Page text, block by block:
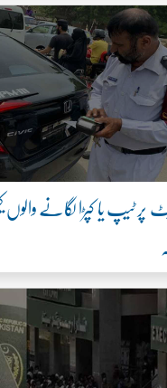
پر ٹیپ یا کپڑا لگانے